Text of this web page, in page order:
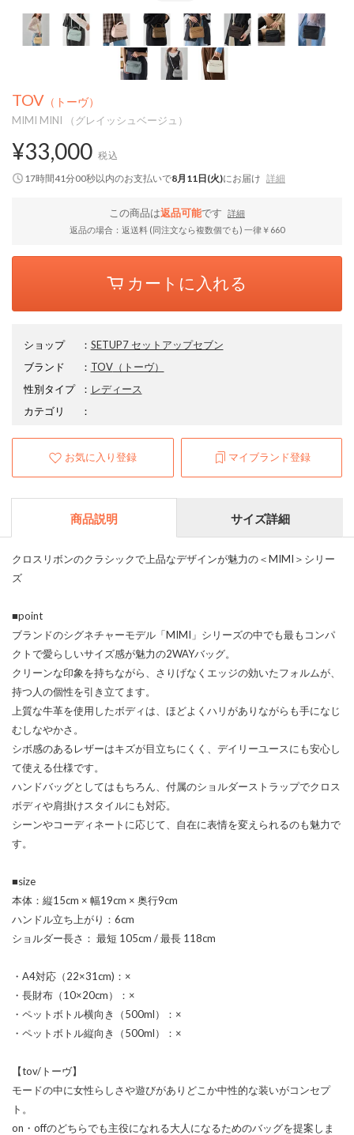
TOV （トーヴ）
MIMI MINI （グレイッシュベージュ）
¥33,000 税込
17時間40分59秒以内のお支払いで8月11日(火)にお届け 詳細
この商品は返品可能です
詳細
返品の場合：返送料 (同注文なら複数個でも) 一律￥660
カートに入れる
ショップ ： SETUP7 セットアップセブン
ブランド
： TOV（トーヴ）
性別タイプ
： レディース
カテゴリ
：
お気に入り登録 マイブランド登録
商品説明 サイズ詳細
クロスリボンのクラシックで上品なデザインが魅力の＜MIMI＞シリー
ズ
■point
ブランドのシグネチャーモデル「MIMI」シリーズの中でも最もコンパ
クトで愛らしいサイズ感が魅力の2WAYバッグ。
クリーンな印象を持ちながら、さりげなくエッジの効いたフォルムが、
持つ人の個性を引き立てます。
上質な牛革を使用したボディは、ほどよくハリがありながらも手になじ
むしなやかさ。
シボ感のあるレザーはキズが目立ちにくく、デイリーユースにも安心し
て使える仕様です。
ハンドバッグとしてはもちろん、付属のショルダーストラップでクロス
ボディや肩掛けスタイルにも対応。
シーンやコーディネートに応じて、自在に表情を変えられるのも魅力で
す。
■size
本体：縦15cm × 幅19cm × 奥行9cm
ハンドル立ち上がり：6cm
ショルダー長さ： 最短 105cm / 最長 118cm
・A4対応（22×31cm)：×
・長財布（10×20cm）：×
・ペットボトル横向き（500ml）：×
・ペットボトル縦向き（500ml）：×
【tov/トーヴ】
モードの中に女性らしさや遊びがありどこか中性的な装いがコンセプ
ト。
on・offのどちらでも主役になれる大人になるためのバッグを提案しま